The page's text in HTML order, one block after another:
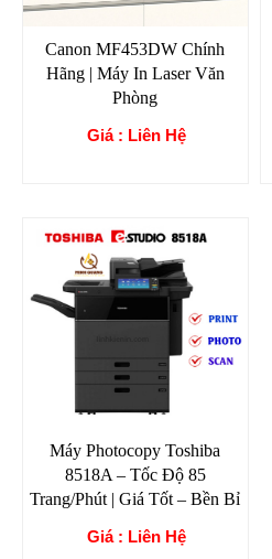
Canon MF453DW Chính
Hãng | Máy In Laser Văn
Phòng
Giá : Liên Hệ
Máy Photocopy Toshiba
8518A – Tốc Độ 85
Trang/Phút | Giá Tốt – Bền Bỉ
Giá : Liên Hệ